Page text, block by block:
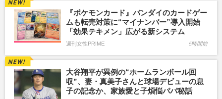
『ポケモンカード』バンダイのカードゲー
ムも転売対策に“マイナンバー”導入開始
「効果テキメン」広がる新システム
週刊女性PRIME 6時間前
大谷翔平が異例の“ホームランボール回
収”、妻・真美子さんと球場デビューの息
子の記念か、家族愛と子煩悩パパ秘話